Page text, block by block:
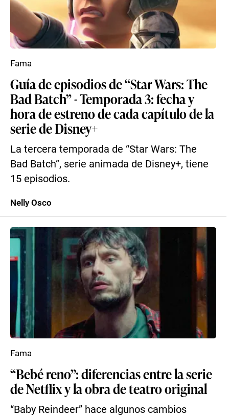
Guía de episodios de “Star Wars: The
Bad Batch” - Temporada 3: fecha y
hora de estreno de cada capítulo de la
serie de Disney+
La tercera temporada de “Star Wars: The
Bad Batch”, serie animada de Disney+, tiene
15 episodios.
Fama
Nelly Osco
“Bebé reno”: diferencias entre la serie
de Netflix y la obra de teatro original
“Baby Reindeer” hace algunos cambios
Fama